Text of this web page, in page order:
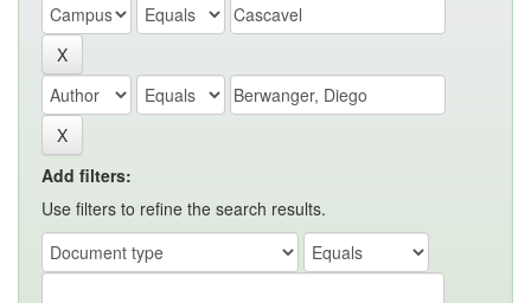
Add filters:
Use filters to refine the search results.